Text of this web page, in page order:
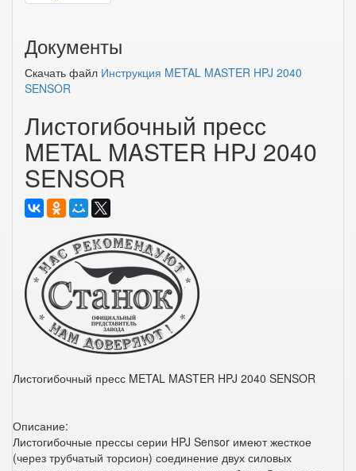
Документы
Скачать файл Инструкция METAL MASTER HPJ 2040
SENSOR
Листогибочный пресс
METAL MASTER HPJ 2040
SENSOR
Листогибочный пресс METAL MASTER HPJ 2040 SENSOR
Описание:
Листогибочные прессы серии HPJ Sensor имеют жесткое
(через трубчатый торсион) соединение двух силовых